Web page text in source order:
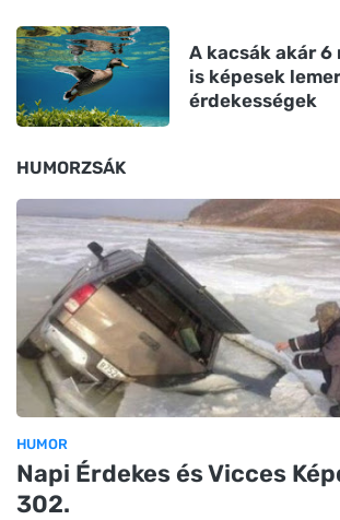
A kacsák akár
is képesek
érdekességek
HUMORZSÁK
HUMOR
Napi Érdekes és Vicces
302.